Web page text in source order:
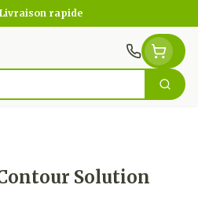
Livraison rapide
Solution